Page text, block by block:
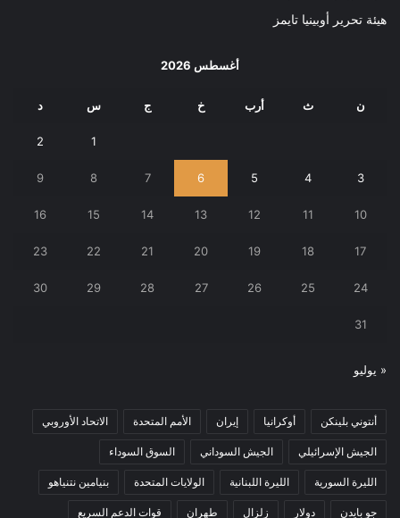
هيئة تحرير أوبينيا تايمز
أغسطس 2026
ن ث أرب خ ج س د
1
2
3
4
5
6
7
8
9
10
11
12
13
14
15
16
17
18
19
20
21
22
23
24
25
26
27
28
29
30
31
« يوليو
أنتوني بلينكن أوكرانيا إيران الأمم المتحدة الاتحاد الأوروبي
الجيش الإسرائيلي الجيش السوداني السوق السوداء
الليرة السورية الليرة اللبنانية الولايات المتحدة بنيامين نتنياهو
جو بايدن دولار زلزال طهران قوات الدعم السريع